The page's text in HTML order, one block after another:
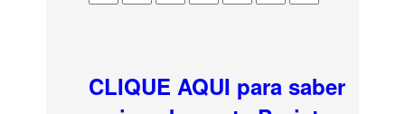
CLIQUE AQUI para saber